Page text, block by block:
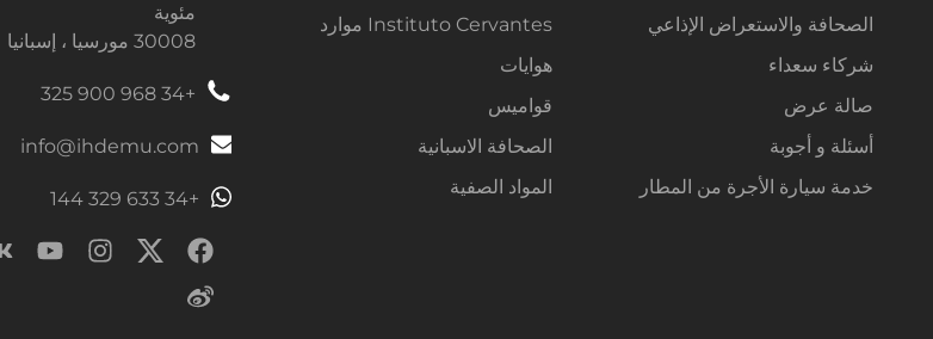
الصحافة والاستعراض الإذاعي
شركاء سعداء
صالة عرض
أسئلة و أجوبة
خدمة سيارة الأجرة من المطار
Instituto Cervantes موارد
هوايات
قواميس
الصحافة الاسبانية
المواد الصفية
مئوية
30008 مورسيا ، إسبانيا
+34 968 900 325
info@ihdemu.com
+34 633 329 144